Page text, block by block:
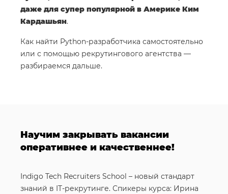
даже для супер популярной в Америке Ким
Кардашьян.
Как найти Python-разработчика самостоятельно
или с помощью рекрутингового агентства —
разбираемся дальше.
Научим закрывать вакансии
оперативнее и качественнее!
Indigo Tech Recruiters School – новый стандарт
знаний в IT-рекрутинге. Спикеры курса: Ирина